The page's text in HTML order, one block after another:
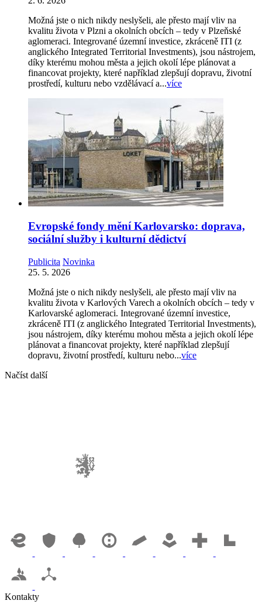
Možná jste o nich nikdy neslyšeli, ale přesto mají vliv na
kvalitu života v Plzni a okolních obcích – tedy v Plzeňské
aglomeraci. Integrované územní investice, zkráceně ITI (z
anglického Integrated Territorial Investments), jsou nástrojem,
díky kterému mohou města a jejich okolí lépe plánovat a
financovat projekty, které například zlepšují dopravu, životní
prostředí, kulturu nebo vzdělávací a...více
Evropské fondy mění Karlovarsko: doprava,
sociální služby i kulturní dědictví
Publicita Novinka
25. 5. 2026
Možná jste o nich nikdy neslyšeli, ale přesto mají vliv na
kvalitu života v Karlových Varech a okolních obcích – tedy v
Karlovarské aglomeraci. Integrované územní investice,
zkráceně ITI (z anglického Integrated Territorial Investments),
jsou nástrojem, díky kterému mohou města a jejich okolí lépe
plánovat a financovat projekty, které například zlepšují
dopravu, životní prostředí, kulturu nebo...více
Načíst další
Kontakty